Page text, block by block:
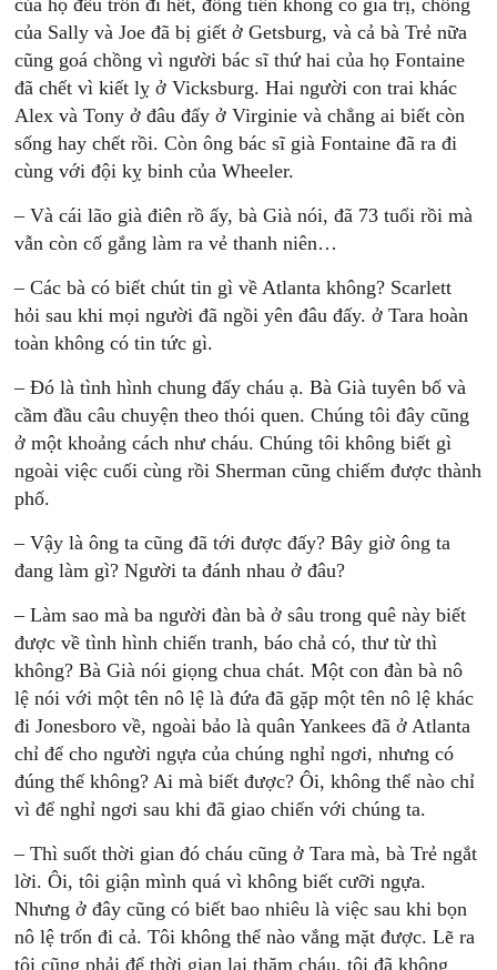
của họ đều trốn đi hết, đồng tiền không có giá trị, chồng
của Sally và Joe đã bị giết ở Getsburg, và cả bà Trẻ nữa
cũng goá chồng vì người bác sĩ thứ hai của họ Fontaine
đã chết vì kiết lỵ ở Vicksburg. Hai người con trai khác
Alex và Tony ở đâu đấy ở Virginie và chẳng ai biết còn
sống hay chết rồi. Còn ông bác sĩ già Fontaine đã ra đi
cùng với đội kỵ binh của Wheeler.
– Và cái lão già điên rồ ấy, bà Già nói, đã 73 tuổi rồi mà
vẫn còn cố gắng làm ra vẻ thanh niên…
– Các bà có biết chút tin gì về Atlanta không? Scarlett
hỏi sau khi mọi người đã ngồi yên đâu đấy. ở Tara hoàn
toàn không có tin tức gì.
– Ðó là tình hình chung đấy cháu ạ. Bà Già tuyên bố và
cầm đầu câu chuyện theo thói quen. Chúng tôi đây cũng
ở một khoảng cách như cháu. Chúng tôi không biết gì
ngoài việc cuối cùng rồi Sherman cũng chiếm được thành
phố.
– Vậy là ông ta cũng đã tới được đấy? Bây giờ ông ta
đang làm gì? Người ta đánh nhau ở đâu?
– Làm sao mà ba người đàn bà ở sâu trong quê này biết
được về tình hình chiến tranh, báo chả có, thư từ thì
không? Bà Già nói giọng chua chát. Một con đàn bà nô
lệ nói với một tên nô lệ là đứa đã gặp một tên nô lệ khác
đi Jonesboro về, ngoài bảo là quân Yankees đã ở Atlanta
chỉ để cho người ngựa của chúng nghỉ ngơi, nhưng có
đúng thế không? Ai mà biết được? Ôi, không thể nào chỉ
vì để nghỉ ngơi sau khi đã giao chiến với chúng ta.
– Thì suốt thời gian đó cháu cũng ở Tara mà, bà Trẻ ngắt
lời. Ôi, tôi giận mình quá vì không biết cưỡi ngựa.
Nhưng ở đây cũng có biết bao nhiêu là việc sau khi bọn
nô lệ trốn đi cả. Tôi không thể nào vắng mặt được. Lẽ ra
tôi cũng phải để thời gian lại thăm cháu, tôi đã không